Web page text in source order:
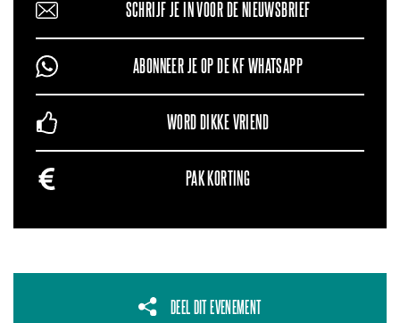
SCHRIJF JE IN VOOR DE NIEUWSBRIEF
ABONNEER JE OP DE KF WHATSAPP
WORD DIKKE VRIEND
PAK KORTING
DEEL DIT EVENEMENT